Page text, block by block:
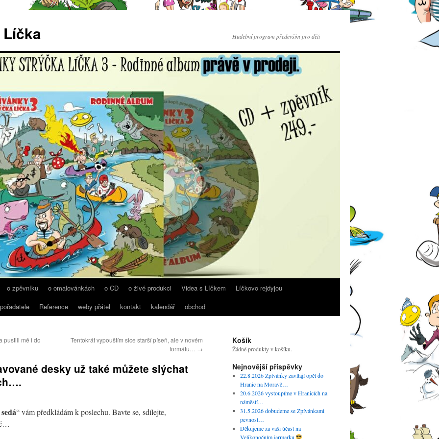
Hudební program především pro děti
o zpěvníku o omalovánkách o CD o živé produkci Videa s Líčkem
Líčkovo rejdyjou
Reference weby přátel kontakt kalendář obchod
pustili mě i do
Tentokrát vypouštím sice starší píseň, ale v novém
formátu… →
desky už také můžete slýchat
“ vám předkládám k poslechu. Bavte se, sdílejte,
Košík
Žádné produkty v košíku.
Nejnovější příspěvky
22.8.2026 Zpívánky zavítají opět do
Hranic na Moravě…
20.6.2026 vystoupíme v Hranicích na
náměstí…
31.5.2026 dobudeme se Zpívánkami
pevnost…
Děkujeme za vaši účast na
Velikonočním jarmarku